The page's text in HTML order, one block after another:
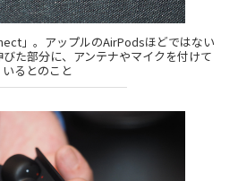
」。アップルのAirPodsほどではない
た部分に、アンテナやマイクを付けて
いるとのこと